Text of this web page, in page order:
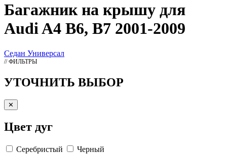
Багажникна крышу для
Audi A4 B6, B7 2001-2009
Седан Универсал
// ФИЛЬТРЫ
УТОЧНИТЬ ВЫБОР
✕
Цвет дуг
Серебристый Черный